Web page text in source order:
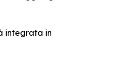
integrata in